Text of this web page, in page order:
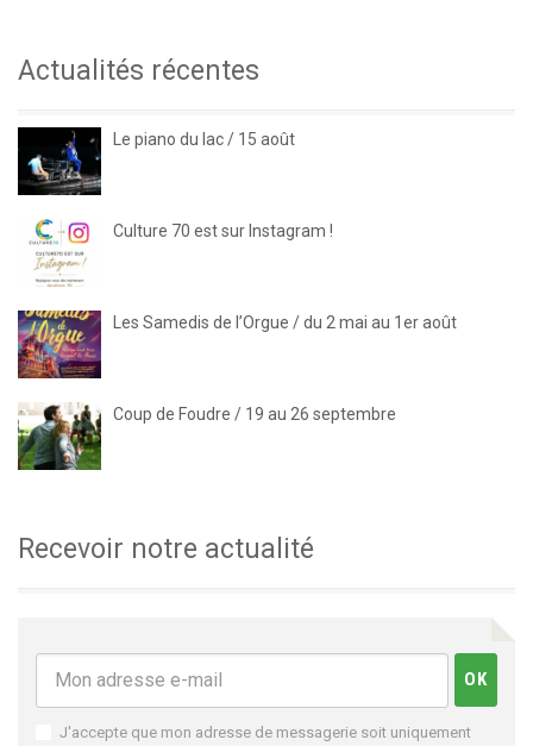
Actualités récentes
Le piano du lac / 15 août
Culture 70 est sur Instagram !
Les Samedis de l’Orgue / du 2 mai au 1er août
Coup de Foudre / 19 au 26 septembre
Recevoir notre actualité
J'accepte que mon adresse de messagerie soit uniquement